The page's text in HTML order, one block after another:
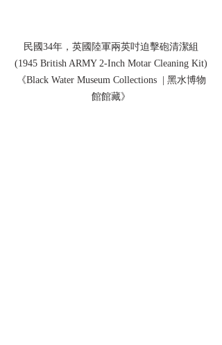
民國34年，英國陸軍兩英吋迫擊砲清潔組
(1945 British ARMY 2-Inch Motar Cleaning Kit)
《Black Water Museum Collections  | 黑水博物
館館藏》